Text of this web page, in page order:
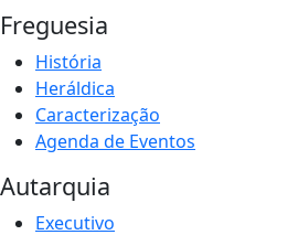
Freguesia
História
Heráldica
Caracterização
Agenda de Eventos
Autarquia
Executivo